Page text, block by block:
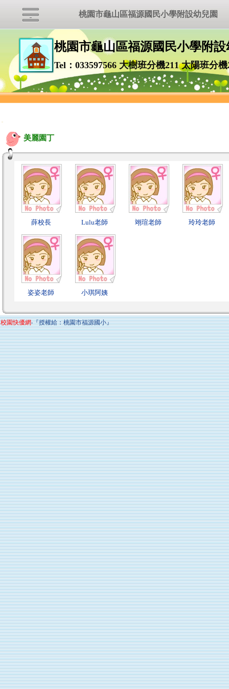
桃園市龜山區福源國民小學附設
Tel：033597566 大樹班分機211 太陽班分機
:::
美麗園丁
薛校長 Lulu老師 翊瑄老師 玲玲老師
姿姿老師 小琪阿姨
校園快優網‧『授權給：桃園市福源國小』
桃園市龜山區福源國民小學附設幼兒園